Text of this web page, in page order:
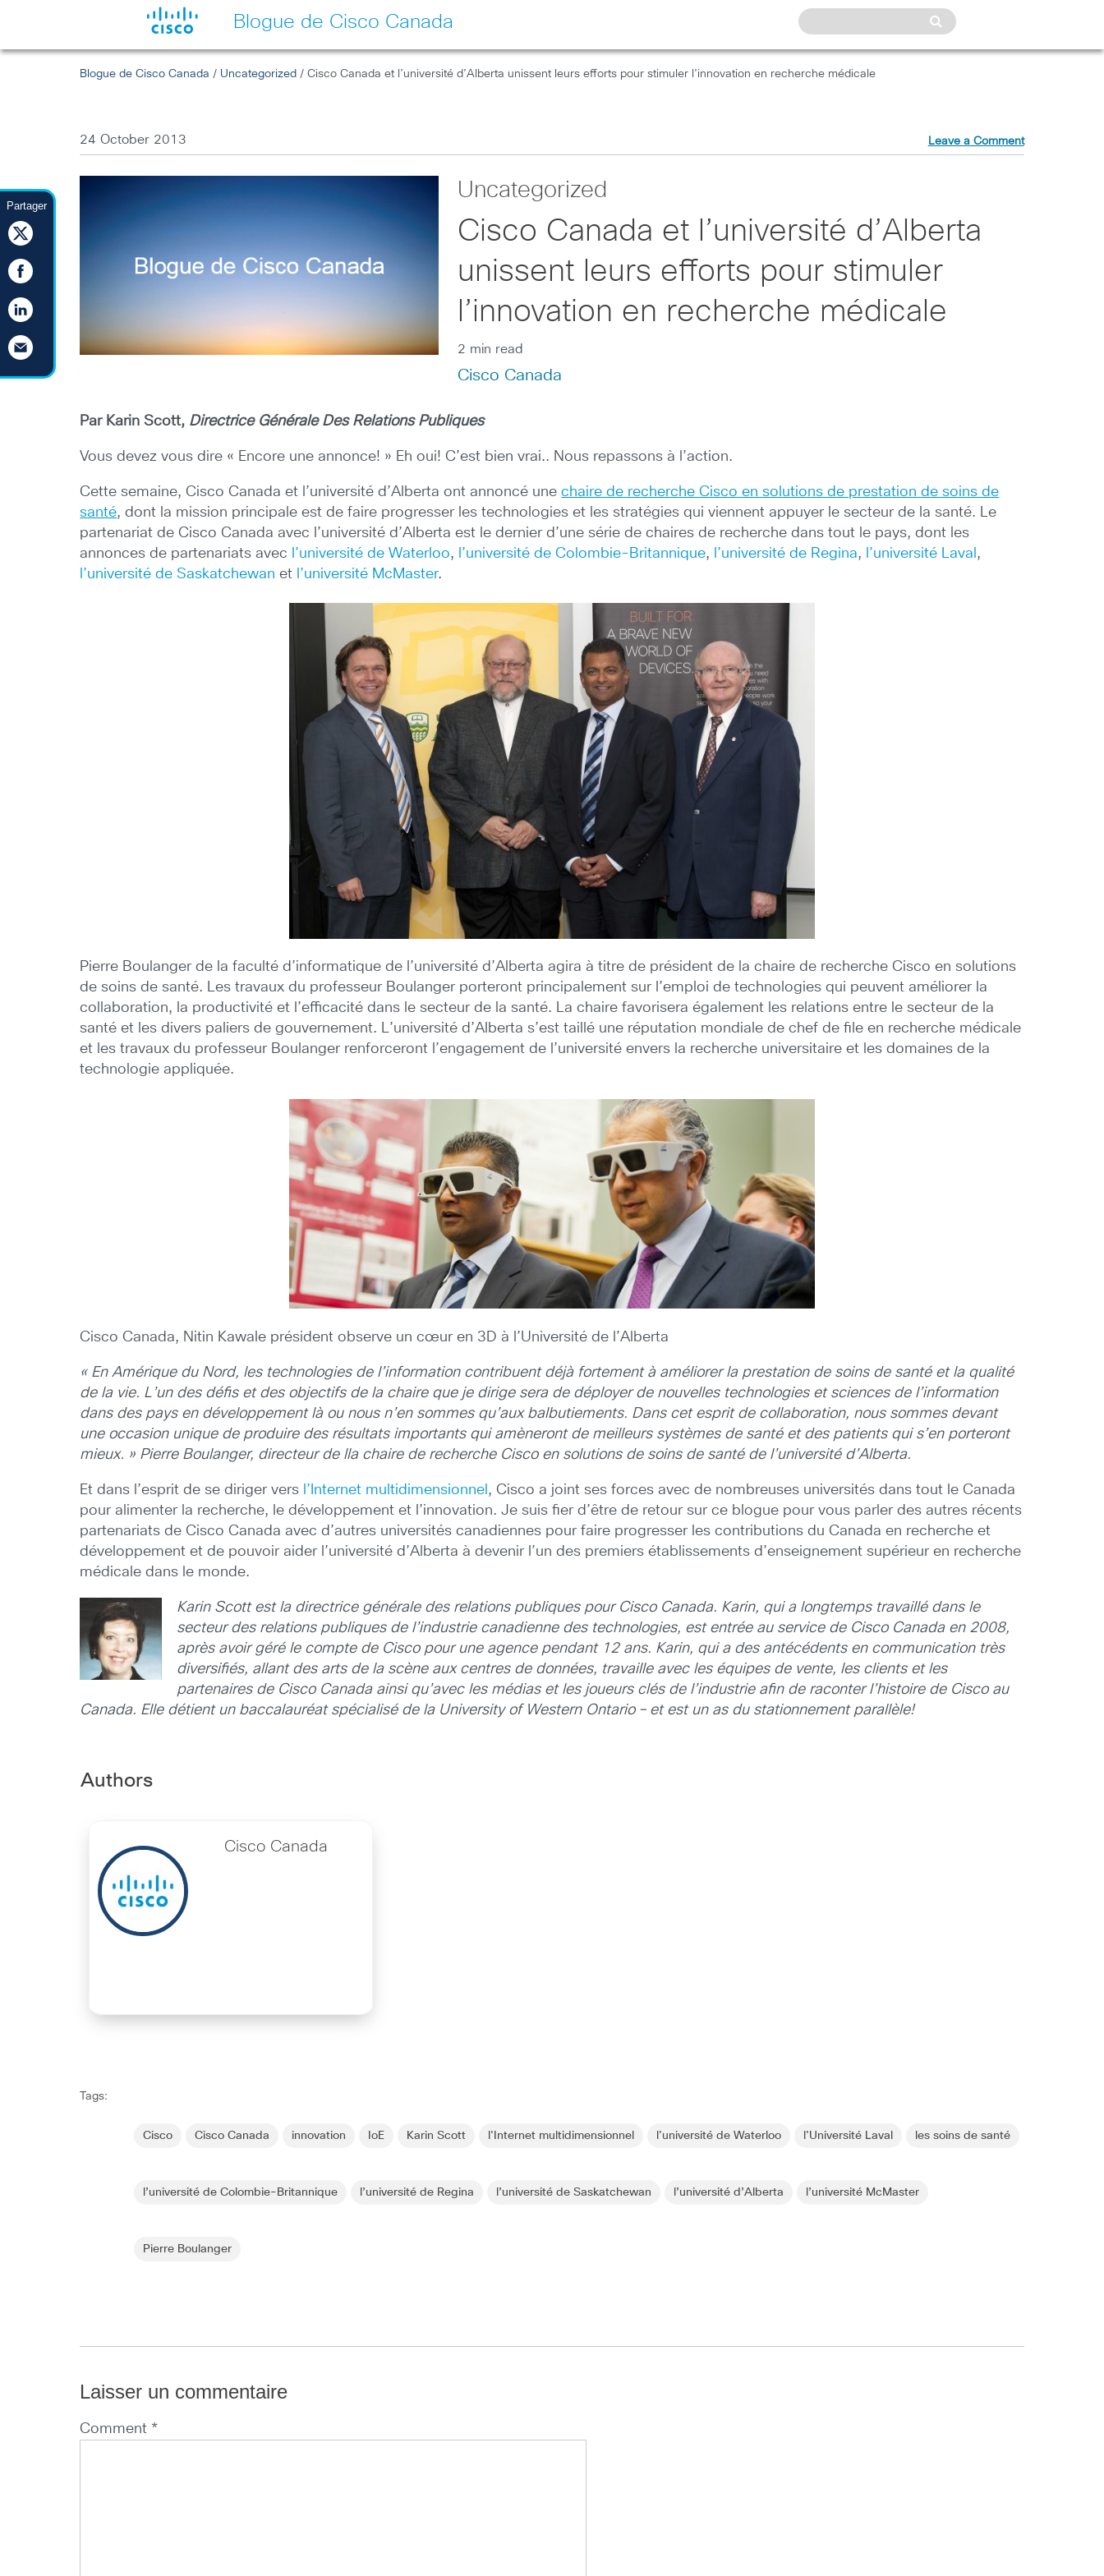
Blogue de Cisco Canada
Partager
Blogue de Cisco Canada / Uncategorized / Cisco Canada et l’université d’Alberta unissent leurs efforts pour stimuler l’innovation en recherche médicale
24 October 2013 Leave a Comment
Uncategorized
Cisco Canada et l’université d’Alberta
unissent leurs efforts pour stimuler
l’innovation en recherche médicale
2 min read
Cisco Canada
Par Karin Scott, Directrice Générale Des Relations Publiques
Vous devez vous dire « Encore une annonce! » Eh oui! C’est bien vrai.. Nous repassons à l’action.
Cette semaine, Cisco Canada et l’université d’Alberta ont annoncé unechaire de recherche Cisco en solutions de prestation de soins de
santé, dont la mission principale est de faire progresser les technologies et les stratégies qui viennent appuyer le secteur de la santé. Le
partenariat de Cisco Canada avec l’université d’Alberta est le dernier d’une série de chaires de recherche dans tout le pays, dont les
annonces de partenariats avec
l’université de Waterloo, l’université de Colombie-Britannique, l’université de Regina, l’université Laval ,
l’université de Saskatchewanet l’université McMaster.
Pierre Boulanger de la faculté d’informatique de l’université d’Alberta agira à titre de président de la chaire de recherche Cisco en solutions
de soins de santé. Les travaux du professeur Boulanger porteront principalement sur l’emploi de technologies qui peuvent améliorer la
collaboration, la productivité et l’efficacité dans le secteur de la santé. La chaire favorisera également les relations entre le secteur de la
santé et les divers paliers de gouvernement. L’université d’Alberta s’est taillé une réputation mondiale de chef de file en recherche médicale
et les travaux du professeur Boulanger renforceront l’engagement de l’université envers la recherche universitaire et les domaines de la
technologie appliquée.
Cisco Canada, Nitin Kawale président observe un cœur en 3D à l’Université de l’Alberta
« En Amérique du Nord, les technologies de l’information contribuent déjà fortement à améliorer la prestation de soins de santé et la qualité
de la vie. L’un des défis et des objectifs de la chaire que je dirige sera de déployer de nouvelles technologies et sciences de l’information
dans des pays en développement là ou nous n’en sommes qu’aux balbutiements. Dans cet esprit de collaboration, nous sommes devant
une occasion unique de produire des résultats importants qui amèneront de meilleurs systèmes de santé et des patients qui s’en porteront
mieux. » Pierre Boulanger, directeur de lla chaire de recherche Cisco en solutions de soins de santé de l’université d’Alberta.
Et dans l’esprit de se diriger vers l’Internet multidimensionnel , Cisco a joint ses forces avec de nombreuses universités dans tout le Canada
pour alimenter la recherche, le développement et l’innovation. Je suis fier d’être de retour sur ce blogue pour vous parler des autres récents
partenariats de Cisco Canada avec d’autres universités canadiennes pour faire progresser les contributions du Canada en recherche et
développement et de pouvoir aider l’université d’Alberta à devenir l’un des premiers établissements d’enseignement supérieur en recherche
médicale dans le monde.
Karin Scott est la directrice générale des relations publiques pour Cisco Canada. Karin, qui a longtemps travaillé dans le
secteur des relations publiques de l’industrie canadienne des technologies, est entrée au service de Cisco Canada en 2008,
après avoir géré le compte de Cisco pour une agence pendant 12 ans. Karin, qui a des antécédents en communication très
diversifiés, allant des arts de la scène aux centres de données, travaille avec les équipes de vente, les clients et les
partenaires de Cisco Canada ainsi qu’avec les médias et les joueurs clés de l’industrie afin de raconter l’histoire de Cisco au
Canada. Elle détient un baccalauréat spécialisé de la University of Western Ontario – et est un as du stationnement parallèle!
Authors
Cisco Canada
Tags:
Cisco Cisco Canada innovation IoE Karin Scott l'Internet multidimensionnel l'université de Waterloo l'Université Laval les soins de santé
l’université de Colombie-Britannique l’université de Regina l’université de Saskatchewan l’université d’Alberta l’université McMaster
Pierre Boulanger
Laisser un commentaire
Comment *